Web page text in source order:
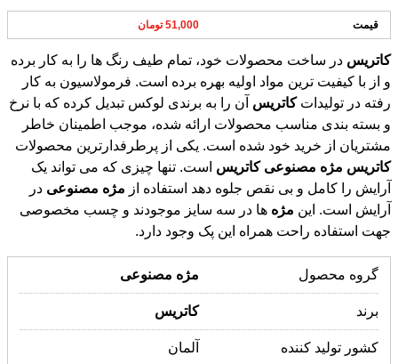
تلفن:02126454051
قیمت 51,000 تومان
کاتریس در ساخت محصولات خود، تمام طیف رنگ ها را به کار برده
و از با کیفیت ترین مواد اولیه بهره برده است. فرمولاسیون به کار
رفته در تولیداتکاتریس آن را به برندی لوکس تبدیل کرده که با نرخ
و بسته بندی مناسب محصولات ارائه شده، موجب اطمینان خاطر
مشتریان از خرید خود شده است. یکی از پرطرفدارترین محصولات
کاتریس
مژه مصنوعی کاتریس است. تنها چیزی که می تواند یک
آرایش را کامل و بی نقص جلوه دهد استفاده ازمژه مصنوعیدر
آرایش است. این
مژهها در سه سایز موجودند و چسب مخصوصی
جهت استفاده راحت همراه این پک وجود دارد.
گروه محصول مژه مصنوعی
برند کاتریس